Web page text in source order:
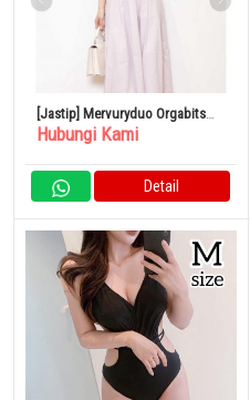
[Jastip] Mervuryduo Orgabits
Volume Ruffle Dress
Hubungi Kami
Detail